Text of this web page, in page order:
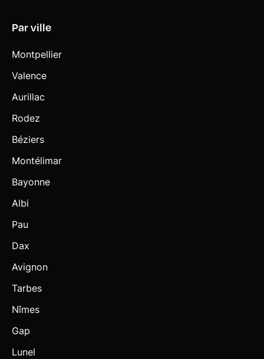
Par ville
Montpellier
Valence
Aurillac
Rodez
Béziers
Montélimar
Bayonne
Albi
Pau
Dax
Avignon
Tarbes
Nîmes
Gap
Lunel